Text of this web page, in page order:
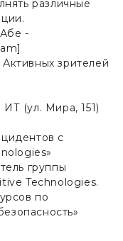
различные
-
зрителей
(ул. Мира, 151)
с
группы
Technologies.
по